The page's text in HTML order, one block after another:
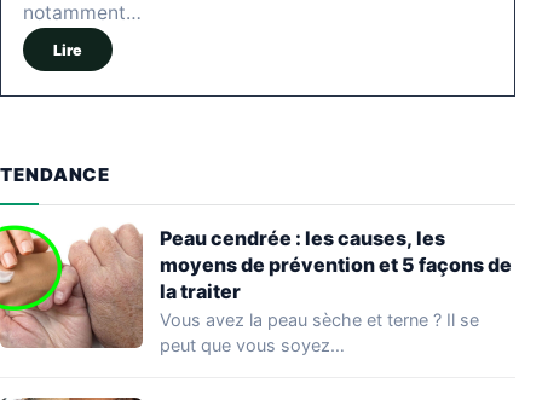
notamment…
Lire
TENDANCE
Peau cendrée : les causes, les
moyens de prévention et 5 façons de
la traiter
Vous avez la peau sèche et terne ? Il se
peut que vous soyez…